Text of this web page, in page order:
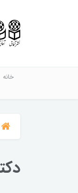
خانه